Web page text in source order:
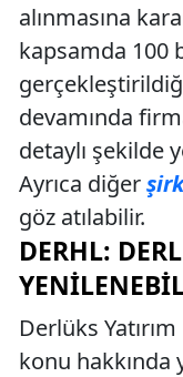
alınmasına
kapsamda 100
devamında
detaylı şekilde
Ayrıca diğer
göz atılabilir.
DERHL:
Derlüks
konu hakkında